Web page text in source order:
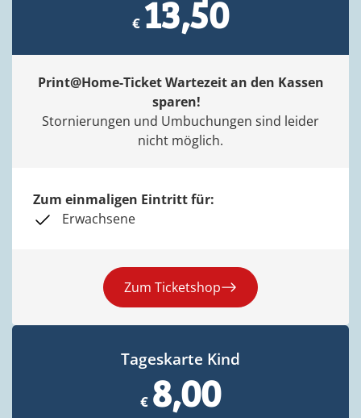
13,50
Print@Home-Ticket Wartezeit an den Kassen
sparen!
Stornierungen und Umbuchungen sind leider
nicht möglich.
Zum einmaligen Eintritt für:
Erwachsene
Zum Ticketshop
Tageskarte Kind
8,00